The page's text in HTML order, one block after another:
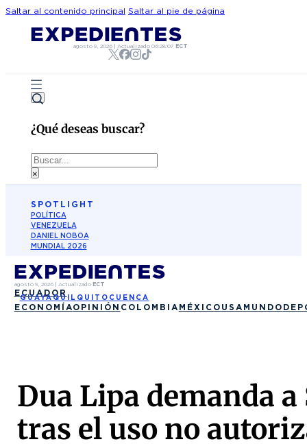
Saltar al contenido principal Saltar al pie de página
agosto 9, 2026| Actualizado 06:28:07 ECT
¿Qué deseas buscar?
Buscar
×
SPOTLIGHT
POLÍTICA
VENEZUELA
DANIEL NOBOA
MUNDIAL 2026
agosto 9, 2026| Actualizado ECT
ECUADOR
GUAYAQUIL QUITO CUENCA
ECONOMÍAOPINIÓN COLOMBIA MÉXICO USA MUNDO
Dua Lipa demanda
tras el uso no